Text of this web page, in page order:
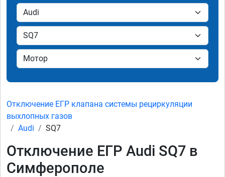
Отключение ЕГР клапана системы рециркуляции
выхлопных газов
Audi
SQ7
Отключение ЕГР Audi SQ7 в
Симферополе